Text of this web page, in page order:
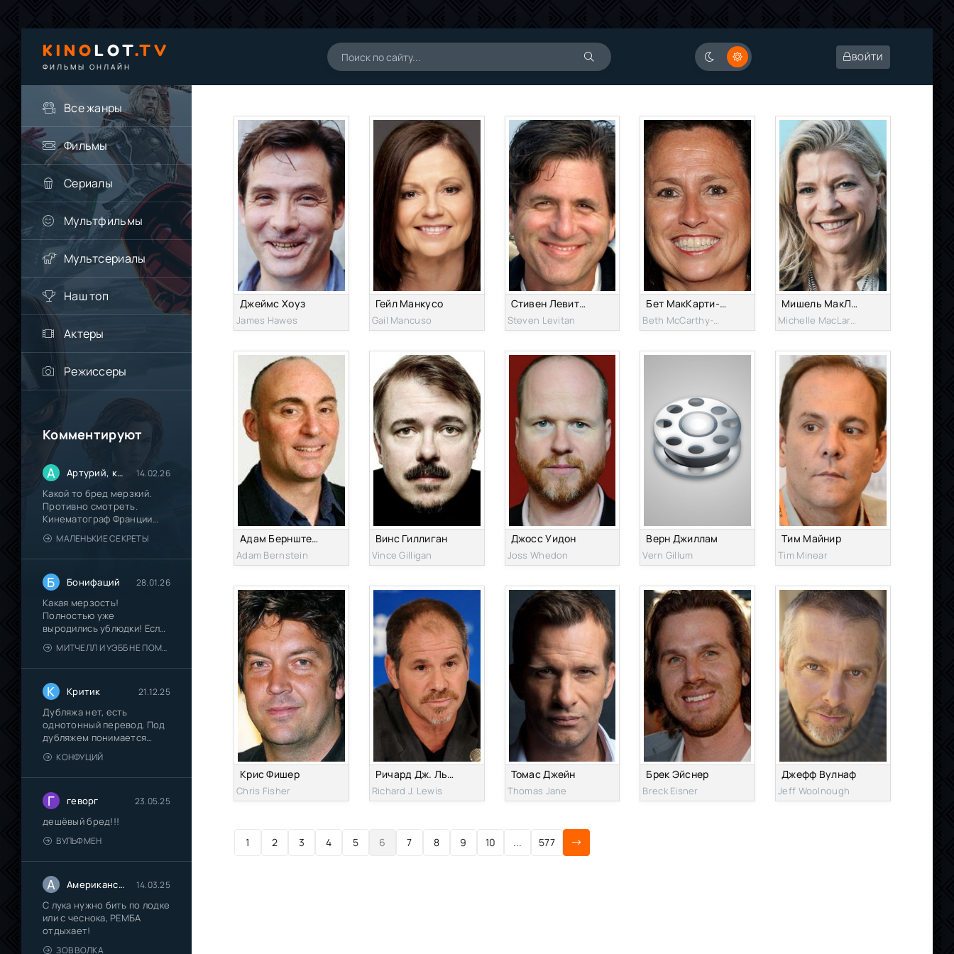
KINOLOT.TV
ФИЛЬМЫ ОНЛАЙН
ВОЙТИ
Все жанры
Фильмы
Сериалы
Мультфильмы
Мультсериалы
Наш топ
Актеры
Режиссеры
Комментируют
А Артурий, кинокритик из Паттайи. 14.02.26
Какой то бред мерзкий.
Противно смотреть.
Кинематограф Франции
окончательно
МАЛЕНЬКИЕ СЕКРЕТЫ
Б Бонифаций 28.01.26
Какая мерзость!
Полностью уже
выродились ублюдки! Если
их "Пип-шоу"
МИТЧЕЛЛ И УЭББ НЕ ПОМОГАЮТ
К Критик 21.12.25
Дубляжа нет, есть
однотонный перевод. Под
дубляжем понимается
многоголосый
КОНФУЦИЙ
Г геворг 23.05.25
дешёвый бред!!!
ВУЛЬФМЕН
А Американский сказочник 14.03.25
С лука нужно бить по лодке
или с чеснока, РЕМБА
отдыхает!
ЗОВ ВОЛКА
Джеймс Хоуз
James Hawes
Гейл Манкусо
Gail Mancuso
Стивен Левитан
Steven Levitan
Бет МакКарти-Миллер
Beth McCarthy-Miller
Мишель МакЛарен
Michelle MacLaren
Адам Бернштейн
Adam Bernstein
Винс Гиллиган
Vince Gilligan
Джосс Уидон
Joss Whedon
Верн Джиллам
Vern Gillum
Тим Майнир
Tim Minear
Крис Фишер
Chris Fisher
Ричард Дж. Льюис
Richard J. Lewis
Томас Джейн
Thomas Jane
Брек Эйснер
Breck Eisner
Джефф Вулнаф
Jeff Woolnough
1 2 3 4 5 6 7 8 9 10 ... 577